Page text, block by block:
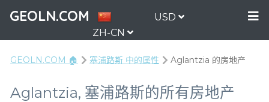
GEOLN.COM
ZH-CN
USD
GEOLN.COM 🏠 塞浦路斯 中的属性 Aglantzia 的房地产
Aglantzia, 塞浦路斯的所有房地产